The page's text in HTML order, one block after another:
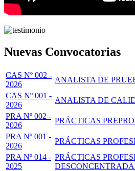
Nuevas Convocatorias
CAS Nº 002 -
2026
ANALISTA DE
CAS Nº 001 -
2026
ANALISTA DE
PRA Nº 002 -
2026
PRÁCTICAS
PRA Nº 001 -
2026
PRÁCTICAS
PRA Nº 014 -
2025
PRÁCTICAS